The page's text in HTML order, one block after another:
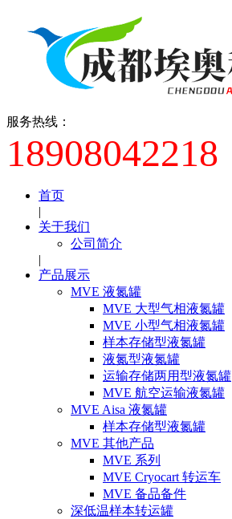
服务热线：
18908042218
首页
|
关于我们
公司简介
|
产品展示
MVE 液氮罐
MVE 大型气相液氮罐
MVE 小型气相液氮罐
样本存储型液氮罐
液氮型液氮罐
运输存储两用型液氮罐
MVE 航空运输液氮罐
MVE Aisa 液氮罐
样本存储型液氮罐
MVE 其他产品
MVE 系列
MVE Cryocart 转运车
MVE 备品备件
深低温样本转运罐